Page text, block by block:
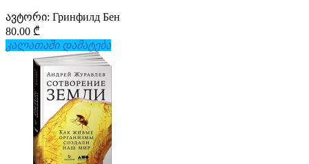
ავტორი: Гринфилд Бен
80.00 ₾
კალათაში დამატება